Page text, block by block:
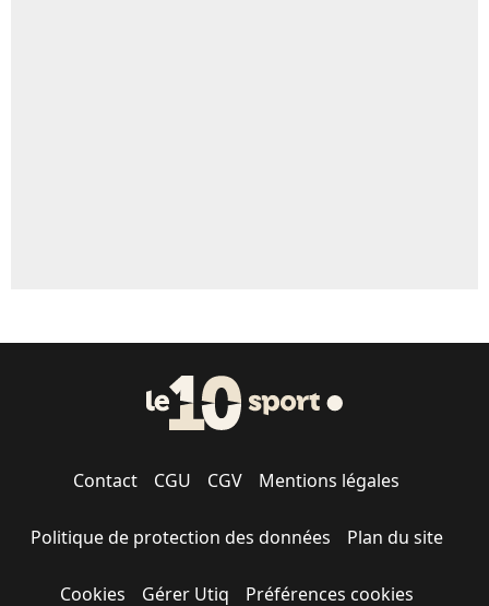
Contact CGU CGV Mentions légales
Politique de protection des données Plan du site
Cookies Gérer Utiq Préférences cookies